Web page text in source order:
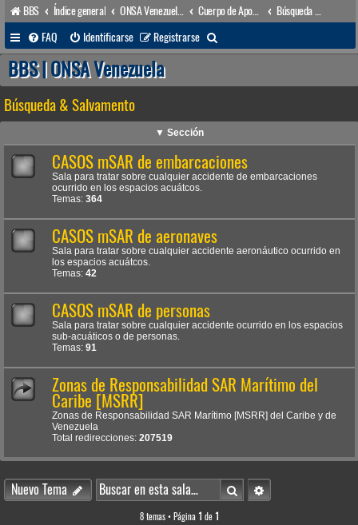
BBS Índice general
FAQ
Identificarse Registrarse
u
a
r
BBS | ONSA Venezuela
Búsqueda & Salvamento
▼ Sección
CASOS mSAR de embarcaciones
Sala para tratar sobre cualquier accidente de embarcaciones
ocurrido en los espacios acuátcos.
Temas: 364
CASOS mSAR de aeronaves
Sala para tratar sobre cualquier accidente aeronáutico ocurrido en
los espacios acuátcos.
Temas: 42
CASOS mSAR de personas
Sala para tratar sobre cualquier accidente ocurrido en los espacios
sub-acuáticos o de personas.
Temas: 91
Zonas de Responsabilidad SAR Marítimo del
Caribe [MSRR]
Zonas de Responsabilidad SAR Marítimo [MSRR] del Caribe y de
Venezuela
Total redirecciones: 207519
Nuevo Tema BuscarBúsqueda avanzada
8 temas • Página 1 de 1